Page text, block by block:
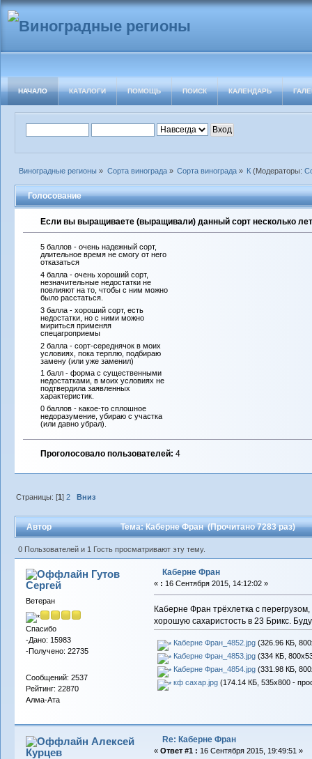
НАЧАЛО КАТАЛОГИ ПОМОЩЬ ПОИСК КАЛЕНДАРЬ
Виноградные регионы » Сорта винограда» Сорта винограда» К (Модераторы:
Голосование
Если вы выращиваете (выращивали) данный сорт несколько
5 баллов - очень надежный сорт,
длительное время не смогу от него
отказаться
4 балла - очень хороший сорт,
незначительные недостатки не
повлияют на то, чтобы с ним можно
было расстаться.
3 балла - хороший сорт, есть
недостатки, но с ними можно
мириться применяя
спецагроприемы
2 балла - сорт-середнячок в моих
условиях, пока терплю, подбираю
замену (или уже заменил)
1 балл - форма с существенными
недостатками, в моих условиях не
подтвердила заявленных
характеристик.
0 баллов - какое-то сплошное
недоразумение, убираю с участка
(или давно убрал).
Проголосовало пользователей: 4
Страницы: [1]2 Вниз
Автор Тема: Каберне Фран (Прочитано 7283 раз)
0 Пользователей и 1 Гость просматривают эту тему.
Гутов
Сергей
Ветеран
Спасибо
-Дано: 15983
-Получено: 22735
Сообщений: 2537
Рейтинг: 22870
Алма-Ата
Каберне Фран
« : 16 Сентября 2015, 14:12:02 »
Каберне Фран трёхлетка с
хорошую сахаристость в 23 Брикс.
Каберне Фран_4852.jpg(326.96 КБ,
Каберне Фран_4853.jpg(334 КБ,
Каберне Фран_4854.jpg(331.98 КБ,
кф сахар.jpg(174.14 КБ, 535x800 -
Алексей
Курцев
Re: Каберне Фран
« Ответ #1 : 16 Сентября 2015, 19:49:51 »